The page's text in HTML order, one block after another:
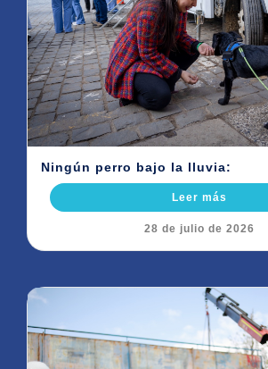
Ningún perro bajo la lluvia:
Leer más
28 de julio de 2026